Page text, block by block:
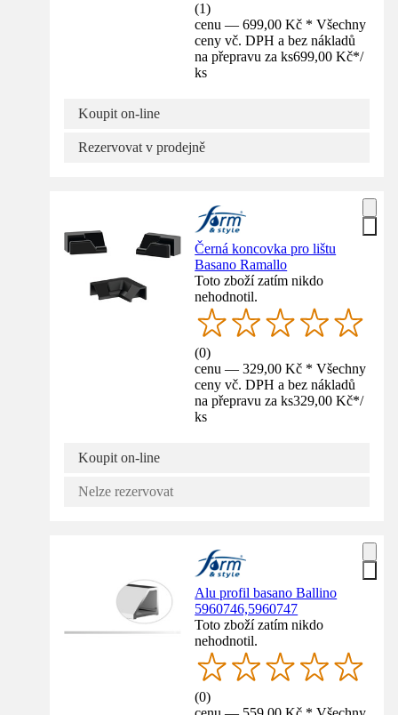
(1)
cenu — 699,00 Kč * Všechny
ceny vč. DPH a bez nákladů
na přepravu za ks699,00 Kč*/
ks
Koupit on-line
Rezervovat v prodejně
Černá koncovka pro lištu
Basano Ramallo
Toto zboží zatím nikdo
nehodnotil.
(0)
cenu — 329,00 Kč * Všechny
ceny vč. DPH a bez nákladů
na přepravu za ks329,00 Kč*/
ks
Koupit on-line
Nelze rezervovat
Alu profil basano Ballino
5960746,5960747
Toto zboží zatím nikdo
nehodnotil.
(0)